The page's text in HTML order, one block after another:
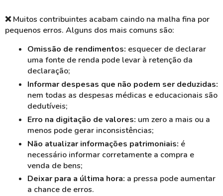
❌Muitos contribuintes acabam caindo na malha fina por
pequenos erros. Alguns dos mais comuns são:
Omissão de rendimentos: esquecer de declarar
uma fonte de renda pode levar à retenção da
declaração;
Informar despesas que não podem ser deduzidas:
nem todas as despesas médicas e educacionais são
dedutíveis;
Erro na digitação de valores: um zero a mais ou a
menos pode gerar inconsistências;
Não atualizar informações patrimoniais: é
necessário informar corretamente a compra e
venda de bens;
Deixar para a última hora: a pressa pode aumentar
a chance de erros.